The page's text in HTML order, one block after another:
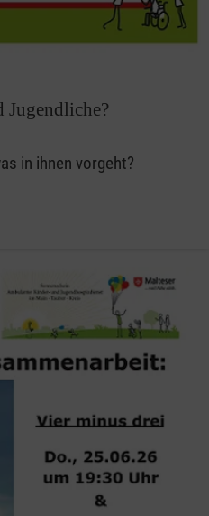
Jugendliche?
in ihnen vorgeht?